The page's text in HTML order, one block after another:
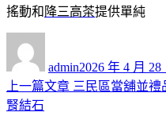
搖動和 降三高茶提供單純
admin佈
日
2026 年 4 月 28
文
上一篇文章 上
三民區當舖並
腎結石